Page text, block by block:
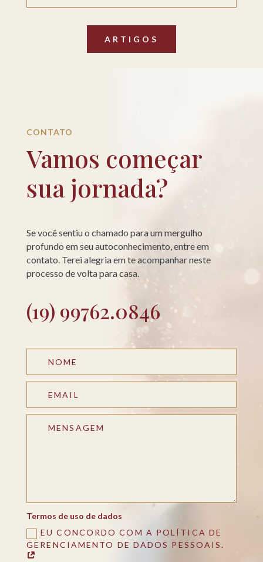
ARTIGOS
CONTATO
Vamos começar
sua jornada?
Se você sentiu o chamado para um mergulho
profundo em seu autoconhecimento, entre em
contato. Terei alegria em te acompanhar neste
processo de volta para casa.
(19) 99762.0846
Termos de uso de dados
EU CONCORDO COM A POLÍTICA DE
GERENCIAMENTO DE DADOS PESSOAIS.